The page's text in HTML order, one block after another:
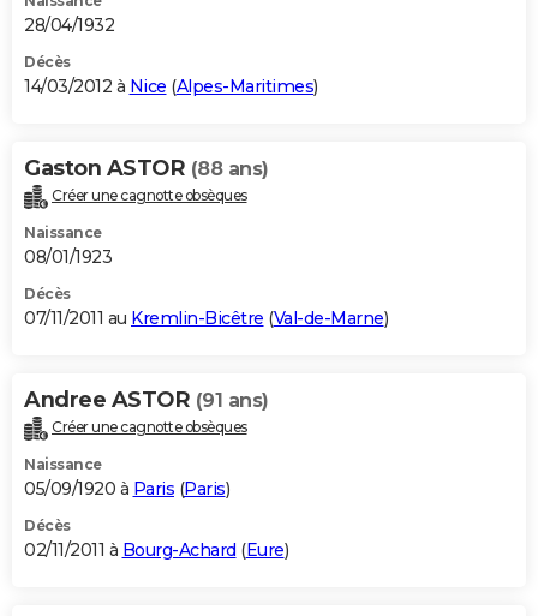
28/04/1932
Décès
14/03/2012 à Nice (Alpes-Maritimes)
Gaston ASTOR (88 ans)
Créer une cagnotte obsèques
Naissance
08/01/1923
Décès
07/11/2011 au Kremlin-Bicêtre (Val-de-Marne)
Andree ASTOR (91 ans)
Créer une cagnotte obsèques
Naissance
05/09/1920 à Paris (Paris)
Décès
02/11/2011 à Bourg-Achard (Eure)